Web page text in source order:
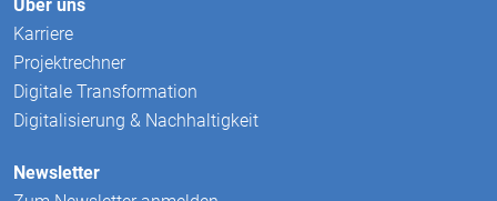
Über uns
Karriere
Projektrechner
Digitale Transformation
Digitalisierung & Nachhaltigkeit
Newsletter